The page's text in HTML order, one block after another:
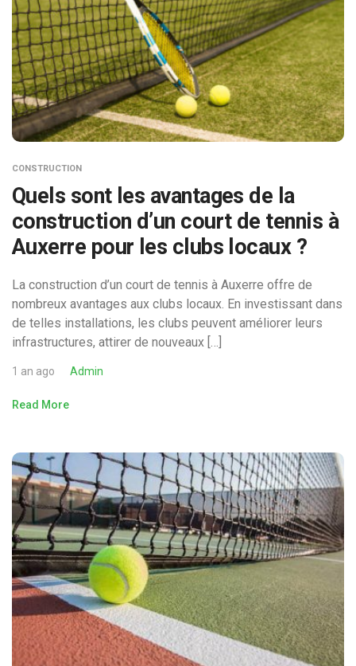
CONSTRUCTION
Quels sont les avantages de la
construction d’un court de tennis à
Auxerre pour les clubs locaux ?
La construction d’un court de tennis à Auxerre offre de
nombreux avantages aux clubs locaux. En investissant dans
de telles installations, les clubs peuvent améliorer leurs
infrastructures, attirer de nouveaux […]
1 an ago Admin
Read More